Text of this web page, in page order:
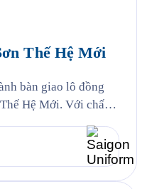
Thế Hệ Mới
bàn giao lô đồng
Hệ Mới. Với chất
nghệ in lụa sắc
bảo tính năng mặc
cụ nhận diện